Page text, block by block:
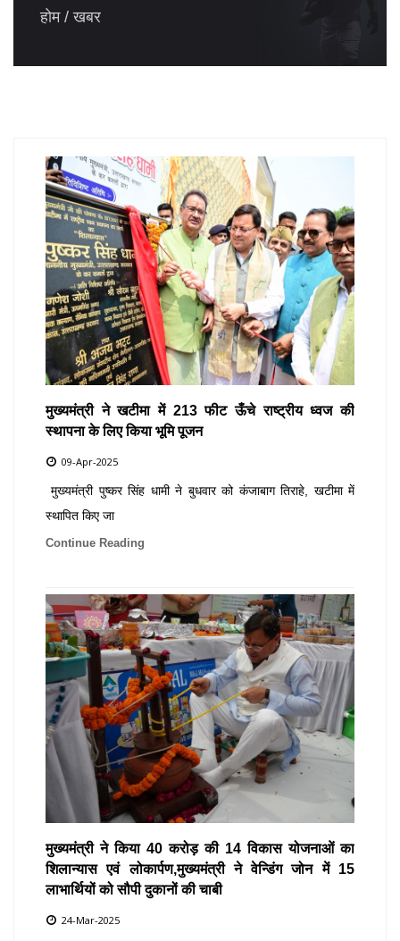
होम खबर
मुख्यमंत्री ने खटीमा में 213 फीट ऊँचे राष्ट्रीय ध्वज की
स्थापना के लिए किया भूमि पूजन
09-Apr-2025
मुख्यमंत्री पुष्कर सिंह धामी ने बुधवार को कंजाबाग तिराहे, खटीमा में
स्थापित किए जा
Continue Reading
मुख्यमंत्री ने किया 40 करोड़ की 14 विकास योजनाओं का
शिलान्यास एवं लोकार्पण,मुख्यमंत्री ने वेन्डिंग जोन में 15
लाभार्थियों को सौपी दुकानों की चाबी
24-Mar-2025